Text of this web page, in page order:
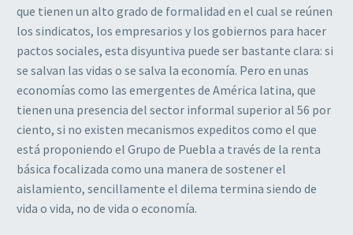
que tienen un alto grado de formalidad en el cual se reúnen
los sindicatos, los empresarios y los gobiernos para hacer
pactos sociales, esta disyuntiva puede ser bastante clara: si
se salvan las vidas o se salva la economía. Pero en unas
economías como las emergentes de América latina, que
tienen una presencia del sector informal superior al 56 por
ciento, si no existen mecanismos expeditos como el que
está proponiendo el Grupo de Puebla a través de la renta
básica focalizada como una manera de sostener el
aislamiento, sencillamente el dilema termina siendo de
vida o vida, no de vida o economía.